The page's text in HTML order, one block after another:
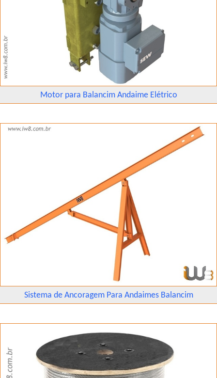
Motor para Balancim Andaime Elétrico
Sistema de Ancoragem Para Andaimes Balancim